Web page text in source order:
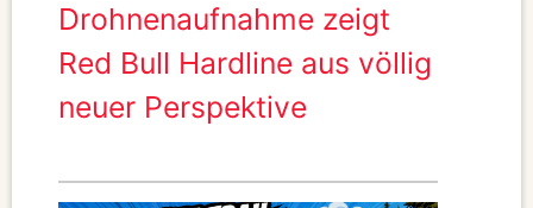
Drohnenaufnahme zeigt
Red Bull Hardline aus völlig
neuer Perspektive